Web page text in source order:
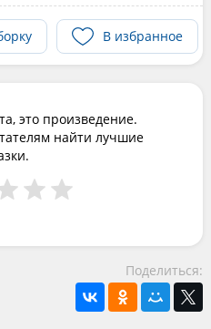
В избранное
это произведение.
найти лучшие
Поделиться: